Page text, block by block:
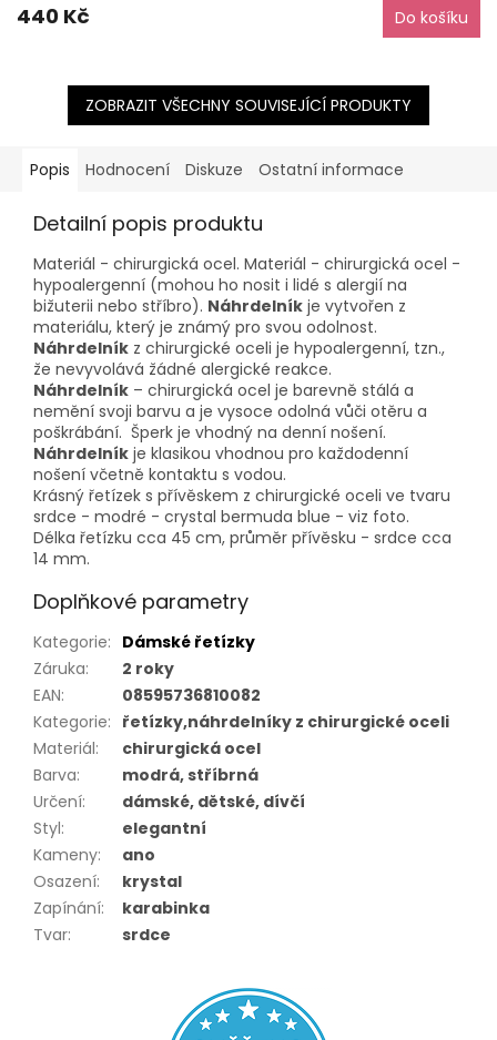
440 Kč Do košíku
ZOBRAZIT VŠECHNY SOUVISEJÍCÍ PRODUKTY
Popis Hodnocení Diskuze Ostatní informace
Detailní popis produktu
Materiál - chirurgická ocel. Materiál - chirurgická ocel -
hypoalergenní (mohou ho nosit i lidé s alergií na
bižuterii nebo stříbro). Náhrdelník je vytvořen z
materiálu, který je známý pro svou odolnost.
Náhrdelník z chirurgické oceli je hypoalergenní, tzn.,
že nevyvolává žádné alergické reakce.
Náhrdelník – chirurgická ocel je barevně stálá a
nemění svoji barvu a je vysoce odolná vůči otěru a
poškrábání. Šperk je vhodný na denní nošení.
Náhrdelník je klasikou vhodnou pro každodenní
nošení včetně kontaktu s vodou.
Krásný řetízek s přívěskem z chirurgické oceli ve tvaru
srdce - modré - crystal bermuda blue - viz foto.
Délka řetízku cca 45 cm, průměr přívěsku - srdce cca
14 mm.
Doplňkové parametry
Kategorie: Dámské řetízky
Záruka:
2 roky
EAN:
08595736810082
Kategorie: řetízky,náhrdelníky z chirurgické oceli
Materiál:
chirurgická ocel
Barva:
modrá, stříbrná
Určení:
dámské, dětské, dívčí
Styl:
elegantní
Kameny:
ano
Osazení:
krystal
Zapínání:
karabinka
Tvar: srdce